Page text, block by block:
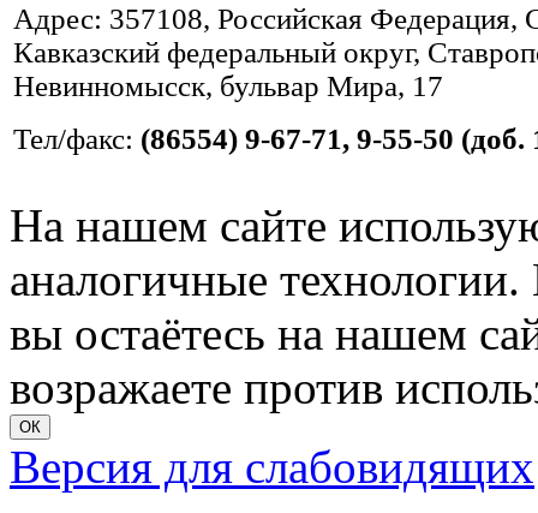
Адрес: 357108, Российская Федерация,
Кавказский федеральный округ,
Невинномысск, бульвар Мира, 17
Тел/факс: (86554) 9-67-71, 9-55-50 (доб.
На нашем сайте
аналогичные
вы остаётесь на нашем
возражаете против
ОК
Версия для слабовидящих